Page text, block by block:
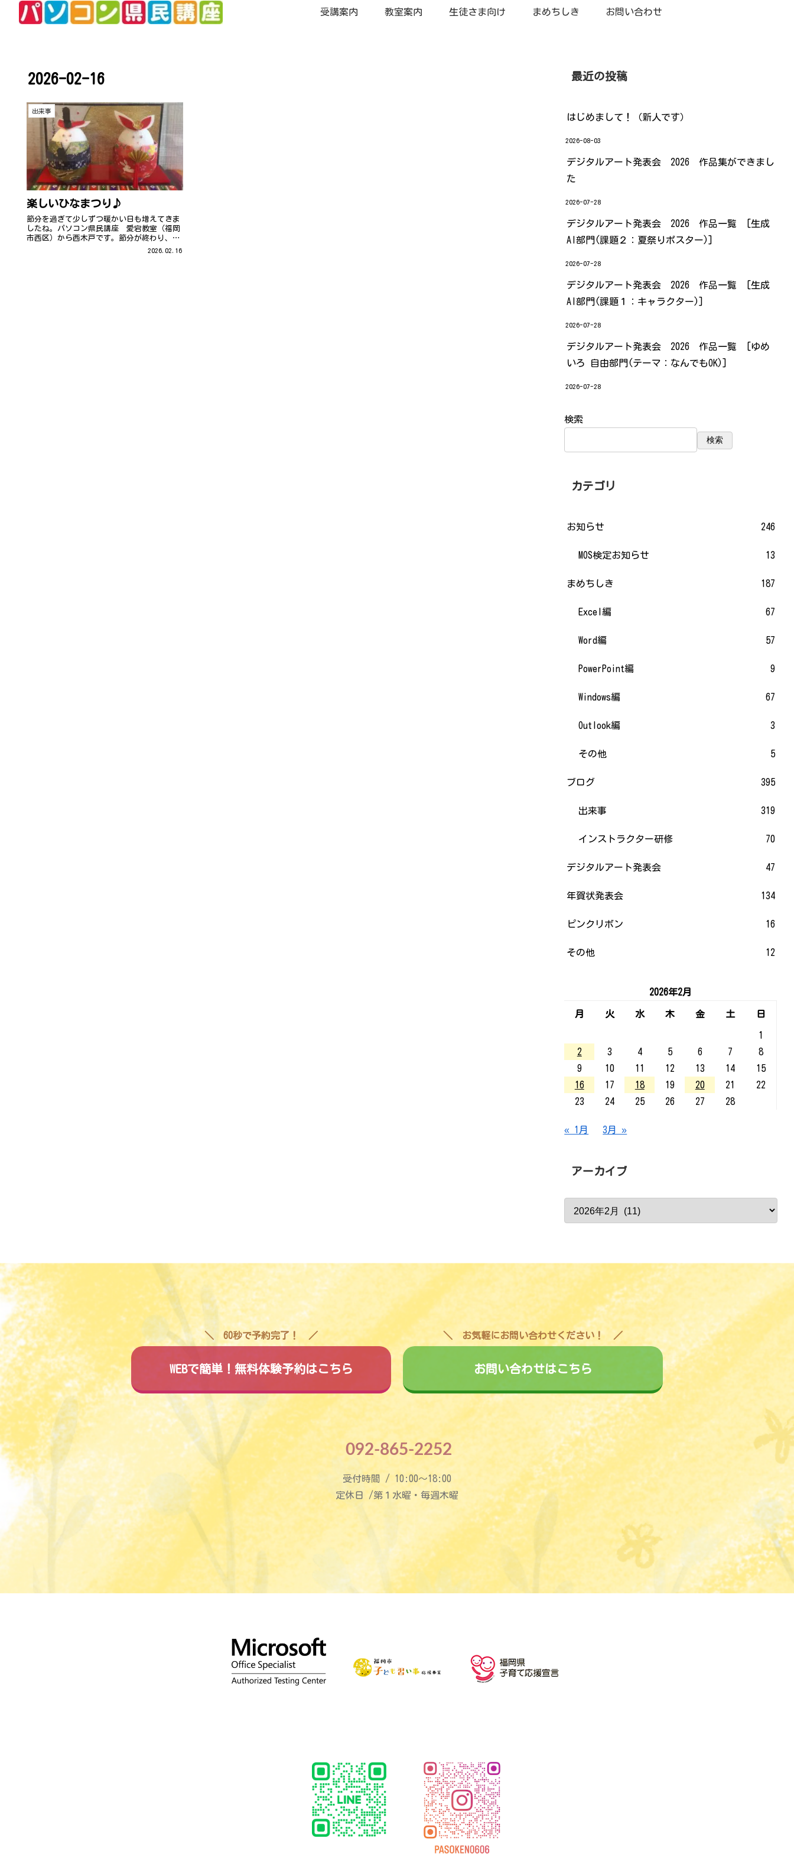
受講案内 教室案内 生徒さま向け まめちしき お問い合わせ
2026-02-16
出来事
楽しいひなまつり♪
節分を過ぎて少しずつ暖かい日も増えてきま
したね。パソコン県民講座 愛宕教室（福岡
市西区）から西木戸です。節分が終わり、暦
の上ではもう『春』ということで愛宕教室で
2026.02.16
最近の投稿
はじめまして！（新人です）
2026-08-03
デジタルアート発表会 2026 作品集ができまし
た
2026-07-28
デジタルアート発表会 2026 作品一覧 [生成
AI部門(課題２：夏祭りポスター)]
2026-07-28
デジタルアート発表会 2026 作品一覧 [生成
AI部門(課題１：キャラクター)]
2026-07-28
デジタルアート発表会 2026 作品一覧 [ゆめ
いろ 自由部門(テーマ：なんでもOK)]
2026-07-28
検索
検索
カテゴリ
お知らせ 246
MOS検定お知らせ 13
まめちしき 187
Excel編 67
Word編 57
PowerPoint編 9
Windows編 67
Outlook編 3
その他 5
ブログ 395
出来事 319
インストラクター研修 70
デジタルアート発表会 47
年賀状発表会 134
ピンクリボン 16
その他 12
2026年2月
月 火 水 木 金 土 日
1
2
3 4 5 6 7
8
9
10 11 12 13 14
15
16
17 18 19 20 21
22
23
24 25 26 27 28
« 1月 3月 »
アーカイブ
60秒で予約完了！
WEBで簡単！無料体験予約はこちら
お気軽にお問い合わせください！
お問い合わせはこちら
092-865-2252
受付時間 / 10:00〜18:00
定休日 /第１水曜・毎週木曜